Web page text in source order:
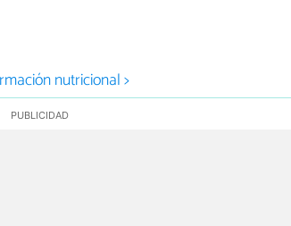
nutricional >